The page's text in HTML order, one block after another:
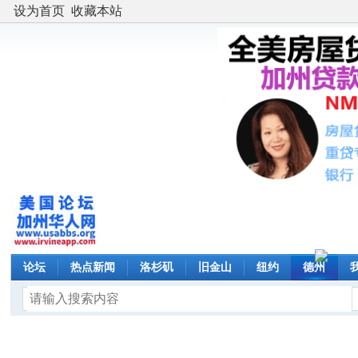
设为首页 收藏本站
论坛 热点新闻 洛杉矶 旧金山 纽约 德州